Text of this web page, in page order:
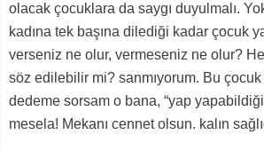
olacak çocuklara da saygı duyulmalı.
kadına tek başına dilediği kadar çocuk
verseniz ne olur, vermeseniz ne olur?
söz edilebilir mi? sanmıyorum. Bu çocuk
dedeme sorsam o bana, “yap
mesela! Mekanı cennet olsun. kalın